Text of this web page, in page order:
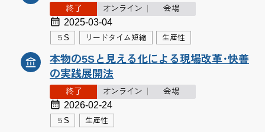
終了 オンライン 会場
2025-03-04
５S リードタイム短縮 生産性
本物の5Sと見える化による現場改革･快善
の実践展開法
終了 オンライン 会場
2026-02-24
５S 生産性